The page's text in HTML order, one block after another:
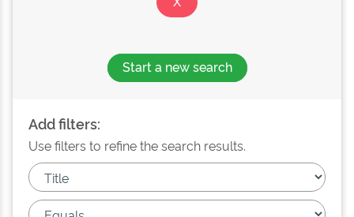
Start a new search
Add filters:
Use filters to refine the search results.